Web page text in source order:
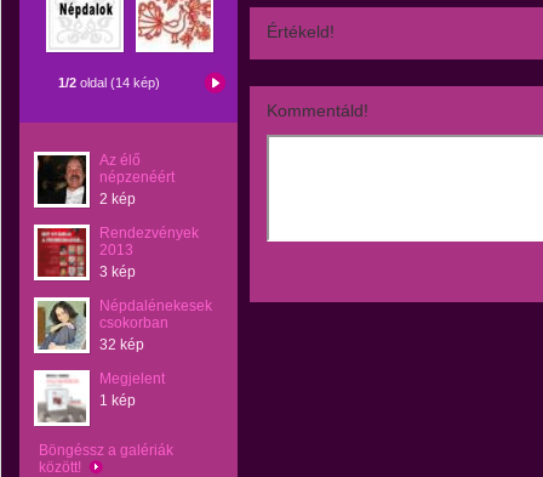
1/2 oldal (14 kép)
Az élő
népzenéért
2 kép
Rendezvények
2013
3 kép
Népdalénekesek
csokorban
32 kép
Megjelent
1 kép
Böngéssz a galériák
között!
Értékeld!
Kommentáld!